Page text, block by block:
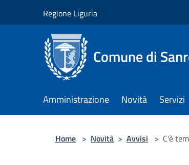
Regione Liguria
Comune di
Amministrazione Novità Servizi
Home > Novità > Avvisi > C'è